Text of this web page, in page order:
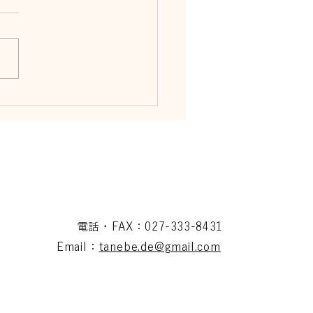
電話・FAX：027-333-8431
Email： tanebe.de@gmail.com